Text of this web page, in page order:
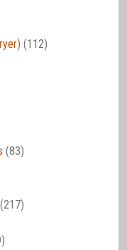
(112)
(83)
(217)